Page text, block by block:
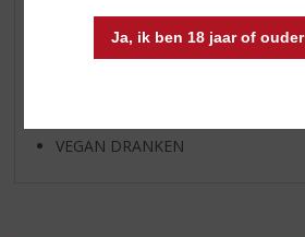
Ja, ik ben 18 jaar of ouder
GLASWERK
GESCHENKVERPAKKING
VEGAN DRANKEN